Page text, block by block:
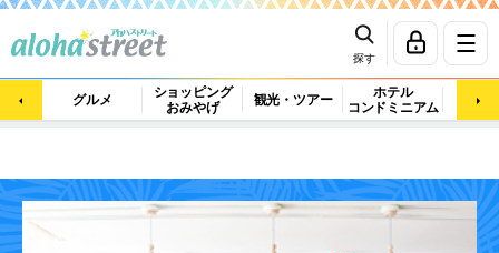
探す
グルメ
ショッピング
おみやげ
観光・ツアー
ホテル
コンドミニアム
マッ